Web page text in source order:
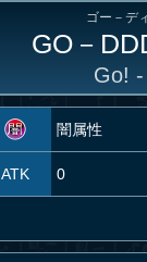
ゴー－デ
GO－
Go!
闇属性
ATK 0